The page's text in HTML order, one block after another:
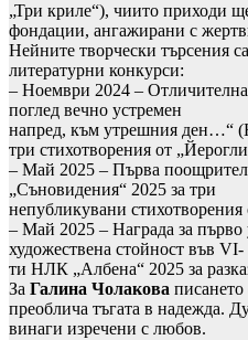
„Три криле“), чиито приходи
фондации, ангажирани с
Нейните творчески търсения
литературни конкурси:
– Ноември 2024 –
поглед вечно устремен
напред, към утрешния ден…“
три стихотворения от
– Май 2025 – Първа
„Съновидения“ 2025 за три
непубликувани
– Май 2025 – Награда за първо
художествена стойност във VI-
ти НЛК „Албена“ 2025 за
За Галина Чолакова
преоблича тъгата в надежда.
винаги изречени с любов.